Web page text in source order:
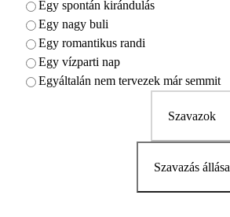
Egy spontán kirándulás
Egy nagy buli
Egy romantikus randi
Egy vízparti nap
Egyáltalán nem tervezek már semmit
Szavazok
Szavazás állása